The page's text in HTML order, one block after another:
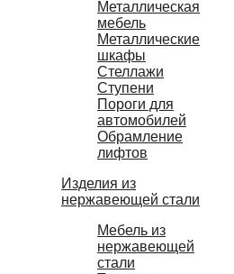
Металлическая
мебель
Металлические
шкафы
Стеллажи
Ступени
Пороги для
автомобилей
Обрамление
лифтов
Изделия из
нержавеющей стали
Мебель из
нержавеющей
стали